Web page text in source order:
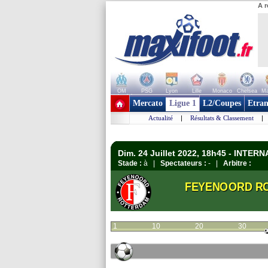
A
OM PSG Lyon Lille Monaco Chelsea
+ de clubs
Mercato Ligue 1 L2/Coupes
Actualité | Résultats & Classement |
Dim. 24 Juillet 2022, 18h45 -
Stade : à | Spectateurs : - | Arbitre :
FEYENOORD
1 10 20 30